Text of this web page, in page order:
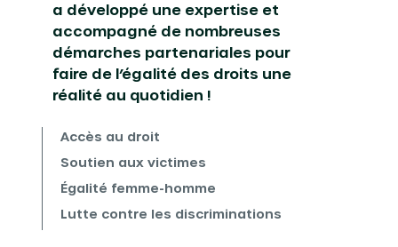
a développé une expertise et
accompagné de nombreuses
démarches partenariales pour
faire de l’égalité des droits une
réalité au quotidien !
Accès au droit
Soutien aux victimes
Égalité femme-homme
Lutte contre les discriminations